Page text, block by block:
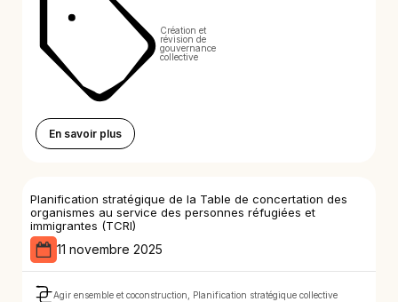
Création et
révision de
gouvernance
collective
En savoir plus
Planification stratégique de la Table de concertation des
organismes au service des personnes réfugiées et
immigrantes (TCRI)
11 novembre 2025
Agir ensemble et coconstruction, Planification stratégique collective